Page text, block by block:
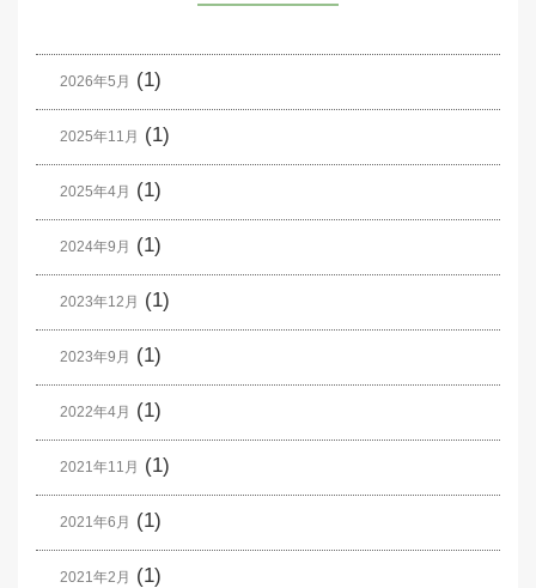
2026年5月 (1)
2025年11月 (1)
2025年4月 (1)
2024年9月 (1)
2023年12月 (1)
2023年9月 (1)
2022年4月 (1)
2021年11月 (1)
2021年6月 (1)
2021年2月 (1)